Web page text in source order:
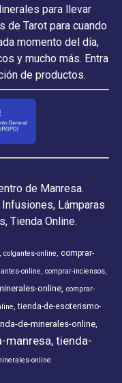
para llevar
de Tarot para cuando
momento del día,
y mucho más. Entra
de productos.
de Manresa.
Lámparas
Tienda Online.
colgantes-online
comprar-
online comprar-inciensos
online comprar-
tienda-de-esoterismo-
de-minerales-online
manresa tienda-
online